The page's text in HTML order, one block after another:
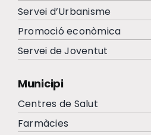
Servei d’Urbanisme
Promoció econòmica
Servei de Joventut
Municipi
Centres de Salut
Farmàcies